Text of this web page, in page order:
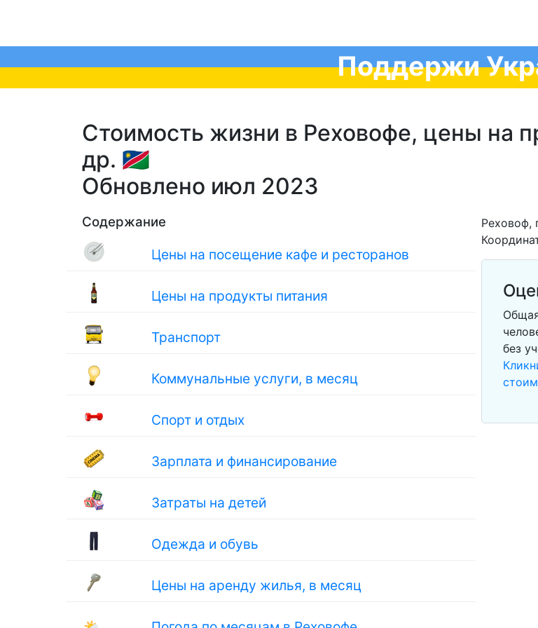
Поддержи
Стоимость жизни в Реховофе, цены на
др. 🇳🇦
Обновлено июл 2023
Содержание
Цены на посещение кафе и ресторанов
Цены на продукты питания
Транспорт
Коммунальные услуги, в месяц
Спорт и отдых
Зарплата и финансирование
Затраты на детей
Одежда и обувь
Цены на аренду жилья, в месяц
Реховоф,
без